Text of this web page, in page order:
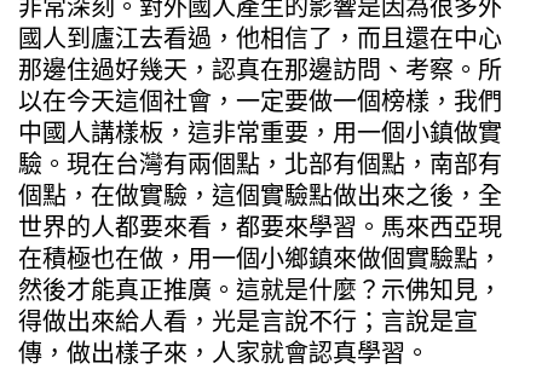
非常深刻。對外國人產生的影響是因為很多外
國人到廬江去看過，他相信了，而且還在中心
那邊住過好幾天，認真在那邊訪問、考察。所
以在今天這個社會，一定要做一個榜樣，我們
中國人講樣板，這非常重要，用一個小鎮做實
驗。現在台灣有兩個點，北部有個點，南部有
個點，在做實驗，這個實驗點做出來之後，全
世界的人都要來看，都要來學習。馬來西亞現
在積極也在做，用一個小鄉鎮來做個實驗點，
然後才能真正推廣。這就是什麼？示佛知見，
得做出來給人看，光是言說不行；言說是宣
傳，做出樣子來，人家就會認真學習。